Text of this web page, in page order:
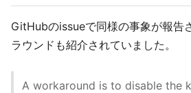
GitHubのissueで同様の事象が報告
ラウンドも紹介されていました。
A workaround is to disable the